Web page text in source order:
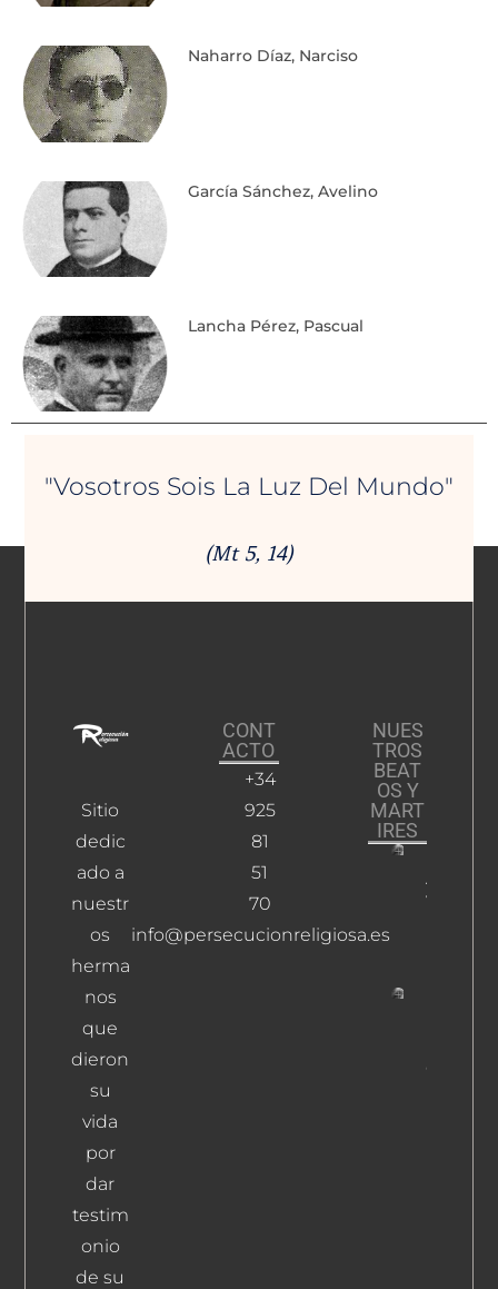
Naharro Díaz, Narciso
García Sánchez, Avelino
Lancha Pérez, Pascual
"Vosotros Sois La Luz Del Mundo"
(Mt 5, 14)
Sitio
dedic
ado a
nuestr
os
herma
nos
que
dieron
su
vida
por
dar
testim
onio
de su
CONT
ACTO
+34
925
81
51
70
info@persecucionreligiosa.es
NUES
TROS
BEAT
OS Y
MART
IRES
Álvarez
Vázquez,
Olmo,